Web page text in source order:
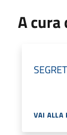
A cura
VAI ALLA